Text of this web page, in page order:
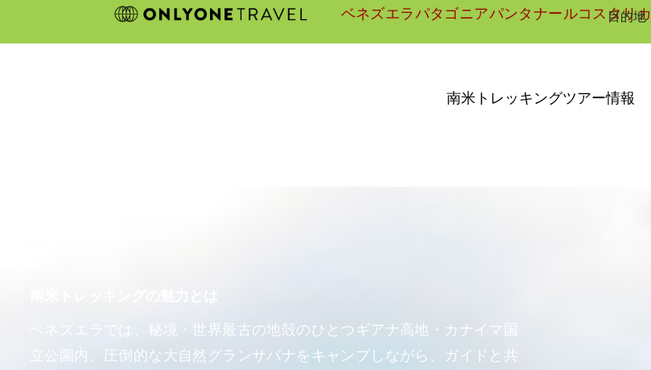
目的地
ベネズエラパタゴニアパンタナールコスタリカ
南米トレッキングツアー情報
ベネズエラでは、秘境・世界最古の地殻のひとつギアナ高地・カナイマ国
立公園内、圧倒的な大自然グランサバナをキャンプしながら、ガイドと共